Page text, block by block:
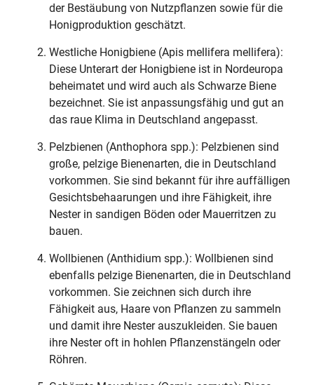
der Bestäubung von Nutzpflanzen sowie für die
Honigproduktion geschätzt.
Westliche Honigbiene (Apis mellifera mellifera):
Diese Unterart der Honigbiene ist in Nordeuropa
beheimatet und wird auch als Schwarze Biene
bezeichnet. Sie ist anpassungsfähig und gut an
das raue Klima in Deutschland angepasst.
Pelzbienen (Anthophora spp.): Pelzbienen sind
große, pelzige Bienenarten, die in Deutschland
vorkommen. Sie sind bekannt für ihre auffälligen
Gesichtsbehaarungen und ihre Fähigkeit, ihre
Nester in sandigen Böden oder Mauerritzen zu
bauen.
Wollbienen (Anthidium spp.): Wollbienen sind
ebenfalls pelzige Bienenarten, die in Deutschland
vorkommen. Sie zeichnen sich durch ihre
Fähigkeit aus, Haare von Pflanzen zu sammeln
und damit ihre Nester auszukleiden. Sie bauen
ihre Nester oft in hohlen Pflanzenstängeln oder
Röhren.